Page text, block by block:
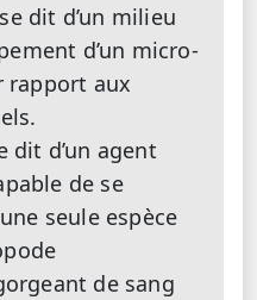
dit d’un milieu
d’un micro-
rapport aux
dit d’un agent
de se
seule espèce
de sang